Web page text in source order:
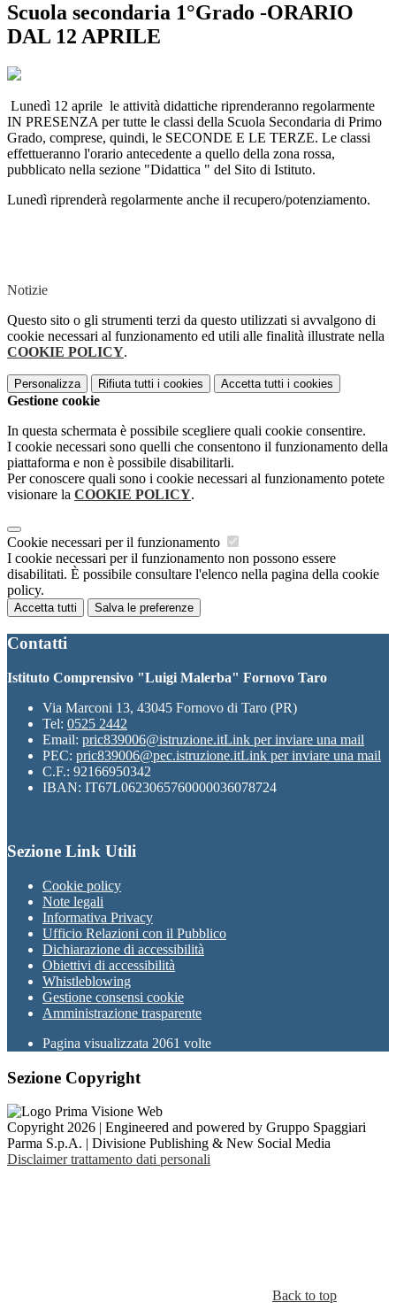
Scuola secondaria 1°Grado -ORARIO
DAL 12 APRILE
Lunedì 12 aprile le attività didattiche riprenderanno regolarmente
IN PRESENZA per tutte le classi della Scuola Secondaria di Primo
Grado, comprese, quindi, le SECONDE E LE TERZE. Le classi
effettueranno l'orario antecedente a quello della zona rossa,
pubblicato nella sezione "Didattica " del Sito di Istituto.
Lunedì riprenderà regolarmente anche il recupero/potenziamento.
Notizie
Questo sito o gli strumenti terzi da questo utilizzati si avvalgono di
cookie necessari al funzionamento ed utili alle finalità illustrate nella
COOKIE POLICY.
Personalizza Rifiuta tutti i cookies Accetta tutti i cookies
Gestione cookie
In questa schermata è possibile scegliere quali cookie consentire.
I cookie necessari sono quelli che consentono il funzionamento della
piattaforma e non è possibile disabilitarli.
Per conoscere quali sono i cookie necessari al funzionamento potete
visionare la COOKIE POLICY.
Cookie necessari per il funzionamento
I cookie necessari per il funzionamento non possono essere
disabilitati. È possibile consultare l'elenco nella pagina della cookie
policy.
Accetta tutti Salva le preferenze
Contatti
Istituto Comprensivo "Luigi Malerba" Fornovo Taro
Via Marconi 13, 43045 Fornovo di Taro (PR)
Tel: 0525 2442
Email: pric839006@istruzione.itLink per inviare una mail
PEC: pric839006@pec.istruzione.itLink per inviare una mail
C.F.: 92166950342
IBAN: IT67L0623065760000036078724
Sezione Link Utili
Cookie policy
Note legali
Informativa Privacy
Ufficio Relazioni con il Pubblico
Dichiarazione di accessibilità
Obiettivi di accessibilità
Whistleblowing
Gestione consensi cookie
Amministrazione trasparente
Pagina visualizzata 2061 volte
Sezione Copyright
Copyright 2026 | Engineered and powered by Gruppo Spaggiari
Parma S.p.A. | Divisione Publishing & New Social Media
Disclaimer trattamento dati personali
Back to top